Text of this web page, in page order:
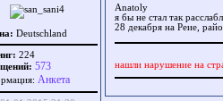
Deutschland
224
573
Aнкета
Anatoly
я бы не стал так
28 декабря на Реие,
нашли нарушение на